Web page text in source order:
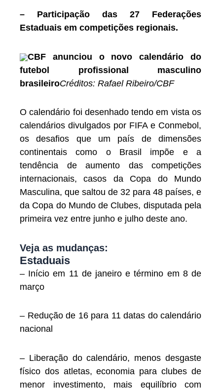
– Participação das 27 Federações
Estaduais em competições regionais.
CBF anunciou o novo calendário do
futebol profissional masculino
brasileiroCréditos: Rafael Ribeiro/CBF
O calendário foi desenhado tendo em vista os
calendários divulgados por FIFA e Conmebol,
os desafios que um país de dimensões
continentais como o Brasil impõe e a
tendência de aumento das competições
internacionais, casos da Copa do Mundo
Masculina, que saltou de 32 para 48 países, e
da Copa do Mundo de Clubes, disputada pela
primeira vez entre junho e julho deste ano.
Veja as mudanças:
Estaduais
– Início em 11 de janeiro e término em 8 de
março
– Redução de 16 para 11 datas do calendário
nacional
– Liberação do calendário, menos desgaste
físico dos atletas, economia para clubes de
menor investimento, mais equilíbrio com